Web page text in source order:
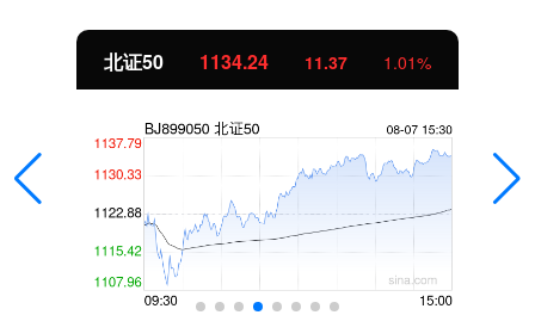
北证50 1134.24 11.37 1.01%